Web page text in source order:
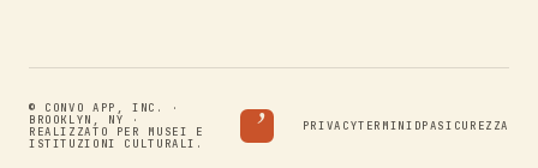
© CONVO APP, INC. ·
BROOKLYN, NY ·
REALIZZATO PER MUSEI E
ISTITUZIONI CULTURALI.
’ PRIVACYTERMINI DPASICUREZZA